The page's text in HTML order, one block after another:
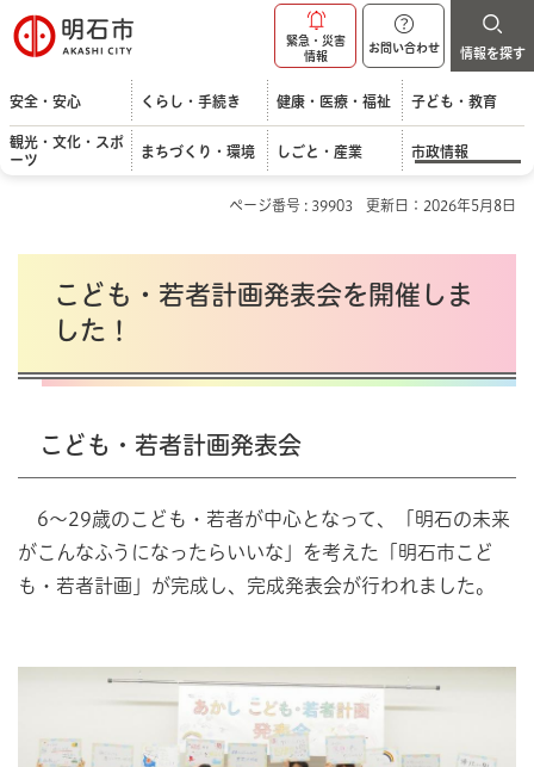
明石市
緊急・災害
情報
お問い合わせ 情報を探す
安全・安心 くらし・手続き 健康・医療・福祉 子ども・教育
観光・文化・スポ
ーツ
まちづくり・環境 しごと・産業 市政情報
ページ番号 : 39903 更新日：2026年5月8日
こども・若者計画発表会を開催しま
した！
こども・若者計画発表会
6～29歳のこども・若者が中心となって、「明石の未来
がこんなふうになったらいいな」を考えた「明石市こど
も・若者計画」が完成し、完成発表会が行われました。